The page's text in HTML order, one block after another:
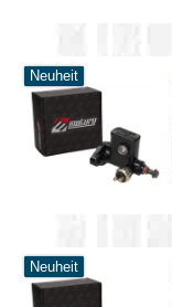
Neuheit
Neuheit